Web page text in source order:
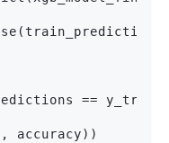
==
accuracy))